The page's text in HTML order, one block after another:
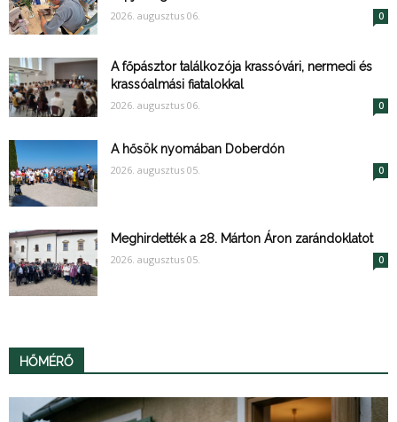
2026. augusztus 06. 0
A főpásztor találkozója krassóvári, nermedi és
krassóalmási fiatalokkal
2026. augusztus 06. 0
A hősök nyomában Doberdón
2026. augusztus 05. 0
Meghirdették a 28. Márton Áron zarándoklatot
2026. augusztus 05. 0
HŐMÉRŐ